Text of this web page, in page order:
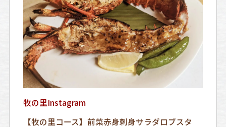
牧の里Instagram
【牧の里コース】前菜赤身刺身サラダロブスタ